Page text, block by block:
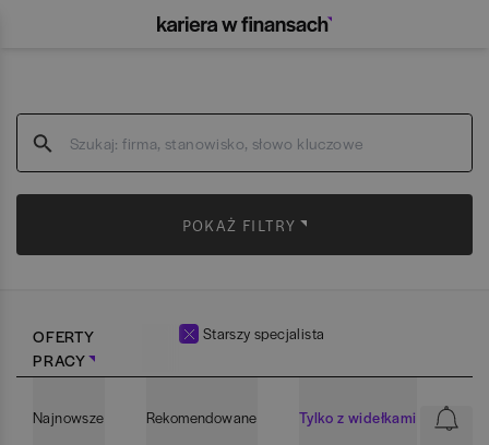
POKAŻ FILTRY
OFERTY
PRACY
Starszy specjalista
Najnowsze Rekomendowane Tylko z widełkami